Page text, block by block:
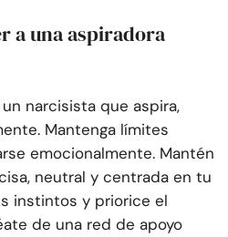
a una aspiradora
narcisista que aspira,
Mantenga límites
emocionalmente. Mantén
neutral y centrada en tu
instintos y priorice el
de una red de apoyo